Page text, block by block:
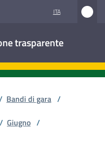
ITA
trasparente
Bandi di gara /
/ Giugno /